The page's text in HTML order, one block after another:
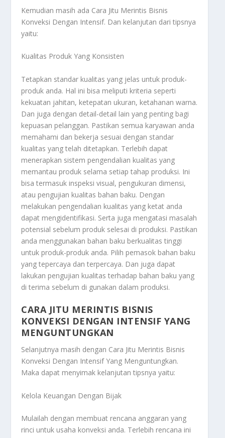
Kemudian masih ada Cara Jitu Merintis Bisnis
Konveksi Dengan Intensif. Dan kelanjutan dari tipsnya
yaitu:
Kualitas Produk Yang Konsisten
Tetapkan standar kualitas yang jelas untuk produk-
produk anda. Hal ini bisa meliputi kriteria seperti
kekuatan jahitan, ketepatan ukuran, ketahanan warna.
Dan juga dengan detail-detail lain yang penting bagi
kepuasan pelanggan. Pastikan semua karyawan anda
memahami dan bekerja sesuai dengan standar
kualitas yang telah ditetapkan. Terlebih dapat
menerapkan sistem pengendalian kualitas yang
memantau produk selama setiap tahap produksi. Ini
bisa termasuk inspeksi visual, pengukuran dimensi,
atau pengujian kualitas bahan baku. Dengan
melakukan pengendalian kualitas yang ketat anda
dapat mengidentifikasi. Serta juga mengatasi masalah
potensial sebelum produk selesai di produksi. Pastikan
anda menggunakan bahan baku berkualitas tinggi
untuk produk-produk anda. Pilih pemasok bahan baku
yang tepercaya dan terpercaya. Dan juga dapat
lakukan pengujian kualitas terhadap bahan baku yang
di terima sebelum di gunakan dalam produksi.
CARA JITU MERINTIS BISNIS
KONVEKSI DENGAN INTENSIF YANG
MENGUNTUNGKAN
Selanjutnya masih dengan Cara Jitu Merintis Bisnis
Konveksi Dengan Intensif Yang Menguntungkan.
Maka dapat menyimak kelanjutan tipsnya yaitu:
Kelola Keuangan Dengan Bijak
Mulailah dengan membuat rencana anggaran yang
rinci untuk usaha konveksi anda. Terlebih rencana ini